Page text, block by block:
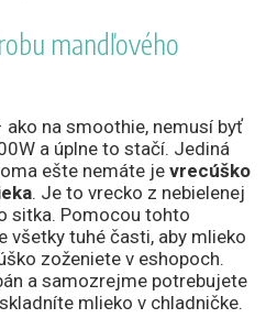
mandľového
na smoothie, nemusí byť
a úplne to stačí. Jediná
ešte nemáte je vrecúško
. Je to vrecko z nebielenej
sitka. Pomocou tohto
všetky tuhé časti, aby mlieko
zoženiete v eshopoch.
a samozrejme potrebujete
mlieko v chladničke.